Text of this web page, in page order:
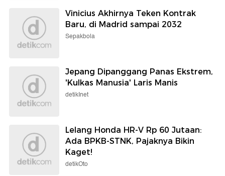
Vinicius Akhirnya Teken Kontrak
Baru, di Madrid sampai 2032
Sepakbola
Jepang Dipanggang Panas Ekstrem,
'Kulkas Manusia' Laris Manis
detikInet
Lelang Honda HR-V Rp 60 Jutaan:
Ada BPKB-STNK, Pajaknya Bikin
Kaget!
detikOto